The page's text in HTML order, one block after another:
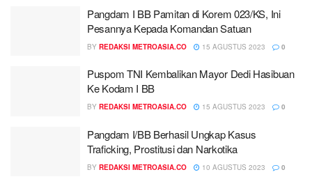
Pangdam I BB Pamitan di Korem 023/KS, Ini
Pesannya Kepada Komandan Satuan
BY REDAKSI METROASIA.CO 15 AGUSTUS 2023 0
Puspom TNI Kembalikan Mayor Dedi Hasibuan
Ke Kodam I BB
BY REDAKSI METROASIA.CO 15 AGUSTUS 2023 0
Pangdam I/BB Berhasil Ungkap Kasus
Traficking, Prostitusi dan Narkotika
BY REDAKSI METROASIA.CO 10 AGUSTUS 2023 0